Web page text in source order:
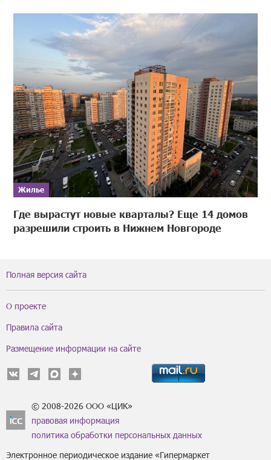
Жилье
Где вырастут новые кварталы? Еще 14 домов
разрешили строить в Нижнем Новгороде
Полная версия сайта
О проекте
Правила сайта
Размещение информации на сайте
© 2008-2026 ООО «ЦИК»
правовая информация
политика обработки персональных данных
Электронное периодическое издание «Гипермаркет